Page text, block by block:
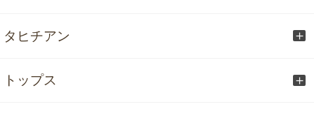
タヒチアン
トップス